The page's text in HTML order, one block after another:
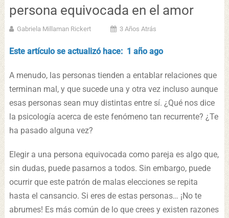
persona equivocada en el amor
Gabriela Millaman Rickert 3 Años Atrás
Este artículo se actualizó hace: 1 año ago
A menudo, las personas tienden a entablar relaciones que
terminan mal, y que sucede una y otra vez incluso aunque
esas personas sean muy distintas entre sí. ¿Qué nos dice
la psicología acerca de este fenómeno tan recurrente? ¿Te
ha pasado alguna vez?
Elegir a una persona equivocada como pareja es algo que,
sin dudas, puede pasarnos a todos. Sin embargo, puede
ocurrir que este patrón de malas elecciones se repita
hasta el cansancio. Si eres de estas personas… ¡No te
abrumes! Es más común de lo que crees y existen razones